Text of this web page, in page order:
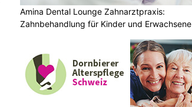
Amina Dental Lounge Zahnarztpraxis:
Zahnbehandlung für Kinder und Erwachsene